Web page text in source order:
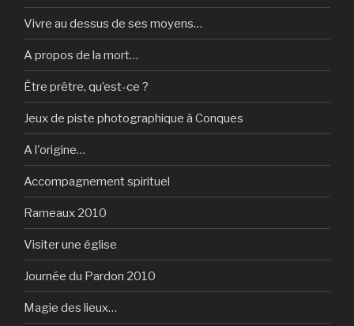
Vivre au dessus de ses moyens…
A propos de la mort…
Être prêtre, qu’est-ce ?
Jeux de piste photographique à Conques
A l'origine…
Accompagnement spirituel
Rameaux 2010
Visiter une église
Journée du Pardon 2010
Magie des lieux…